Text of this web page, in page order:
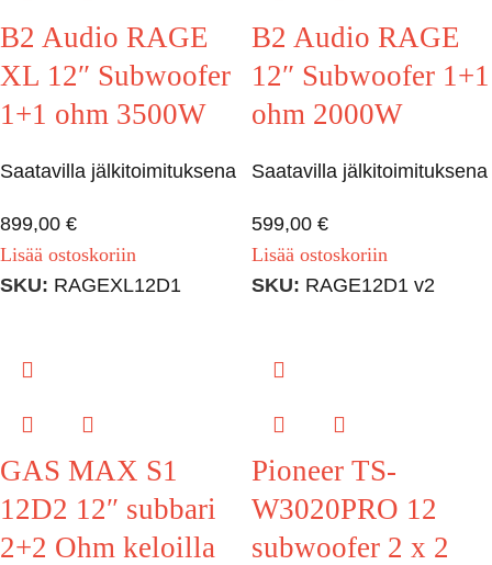
B2 Audio RAGE
XL 12″ Subwoofer
1+1 ohm 3500W
Saatavilla jälkitoimituksena
899,00 €
Lisää ostoskoriin
SKU: RAGEXL12D1
B2 Audio RAGE
12″ Subwoofer 1+1
ohm 2000W
Saatavilla jälkitoimituksena
599,00 €
Lisää ostoskoriin
SKU: RAGE12D1 v2
GAS MAX S1
12D2 12″ subbari
2+2 Ohm keloilla
Pioneer TS-
W3020PRO 12
subwoofer 2 x 2